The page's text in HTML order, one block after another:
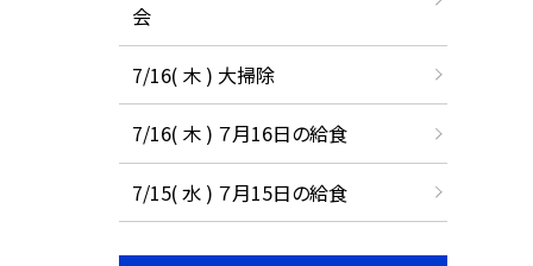
会
7/16( 木 ) 大掃除
7/16( 木 ) ７月16日の給食
7/15( 水 ) ７月15日の給食